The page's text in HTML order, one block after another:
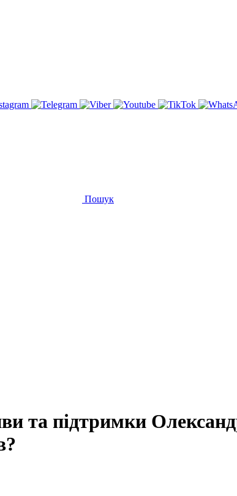
Пошук
та підтримки